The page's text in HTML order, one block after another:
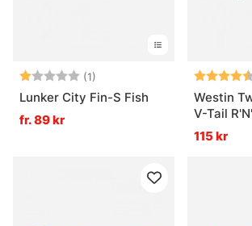
Betyg: (1)
1.0 utav 5 stjärnor
Lunker City Fin-S Fish
fr. 89 kr
Betyg:
Westin
V-Tail
115 kr